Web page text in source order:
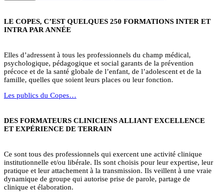
LE COPES, C’EST QUELQUES 250 FORMATIONS INTER ET
INTRA PAR ANNÉE
Elles d’adressent à tous les professionnels du champ médical,
psychologique, pédagogique et social garants de la prévention
précoce et de la santé globale de l’enfant, de l’adolescent et de la
famille, quelles que soient leurs places ou leur fonction.
Les publics du Copes…
DES FORMATEURS CLINICIENS ALLIANT EXCELLENCE
ET EXPÉRIENCE DE TERRAIN
Ce sont tous des professionnels qui exercent une activité clinique
institutionnelle et/ou libérale. Ils sont choisis pour leur expertise, leur
pratique et leur attachement à la transmission. Ils veillent à une vraie
dynamique de groupe qui autorise prise de parole, partage de
clinique et élaboration.